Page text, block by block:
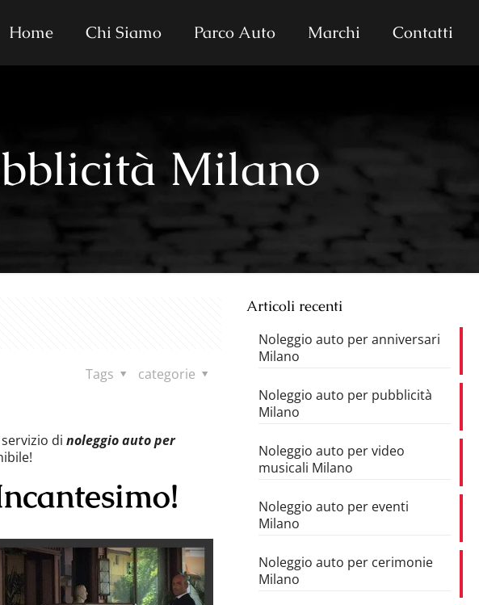
Home Chi Siamo Parco Auto Marchi Contatti
Milano
categorie
Tags
servizio dinoleggio auto per
Articoli recenti
Noleggio auto per anniversari
Milano
Noleggio auto per pubblicità
Milano
Noleggio auto per video
musicali Milano
Noleggio auto per eventi
Milano
Noleggio auto per cerimonie
Milano